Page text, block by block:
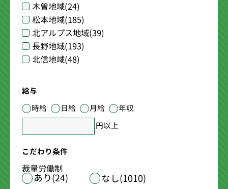
木曽地域(24)
松本地域(185)
北アルプス地域(39)
長野地域(193)
北信地域(48)
給与
時給
日給 月給
年収
円以上
こだわり条件
裁量労働制
あり(24) なし(1010)